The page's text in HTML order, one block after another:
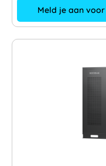
Meld je aan